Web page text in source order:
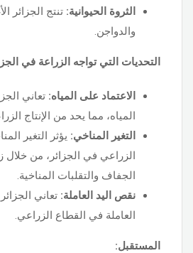
الثروة الحيوانية: تنتج الجزائر
والدواجن.
التحديات التي تواجه الزراعة في
الاعتماد على المياه: تعاني
المياه، مما يحد من الإنتاج
التغير المناخي: يؤثر التغير
الزراعي في الجزائر، من خلال
الجفاف والتقلبات المناخية.
نقص اليد العاملة: تعاني
العاملة في القطاع الزراعي.
المستقبل: